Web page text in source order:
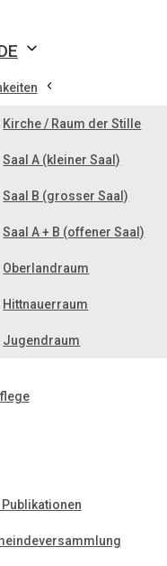
Kirche / Raum der Stille
Saal A (kleiner Saal)
Saal B (grosser Saal)
Saal A + B (offener Saal)
Oberlandraum
Hittnauerraum
Jugendraum